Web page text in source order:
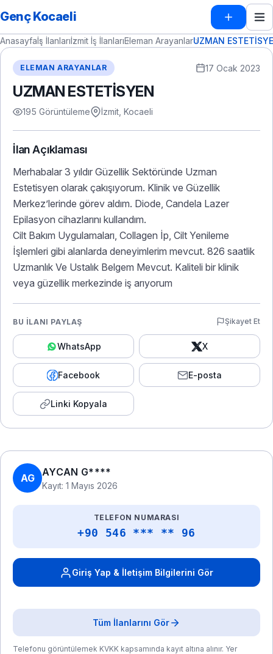
Genç Kocaeli
Anasayfaİş İlanlarıİzmit İş İlanlarıEleman ArayanlarUZMAN
ELEMAN ARAYANLAR 17 Ocak 2023
UZMAN ESTETİSYEN
195 Görüntüleme İzmit, Kocaeli
İlan Açıklaması
Merhabalar 3 yıldır Güzellik Sektöründe Uzman
Estetisyen olarak çakışıyorum. Klinik ve Güzellik
Merkez’lerinde görev aldım. Diode, Candela Lazer
Epilasyon cihazlarını kullandım.
Cilt Bakım Uygulamaları, Collagen İp, Cilt Yenileme
İşlemleri gibi alanlarda deneyimlerim mevcut. 826 saatlik
Uzmanlık Ve Ustalık Belgem Mevcut. Kaliteli bir klinik
veya güzellik merkezinde iş arıyorum
BU İLANI PAYLAŞ Şikayet Et
WhatsApp X
Facebook E-posta
Linki Kopyala
AG
AYCAN G****
Kayıt: 1 Mayıs 2026
TELEFON NUMARASI
+90 546 *** ** 96
Giriş Yap & İletişim Bilgilerini Gör
Tüm İlanlarını Gör
Telefonu görüntülemek KVKK kapsamında kayıt altına alınır. Yer